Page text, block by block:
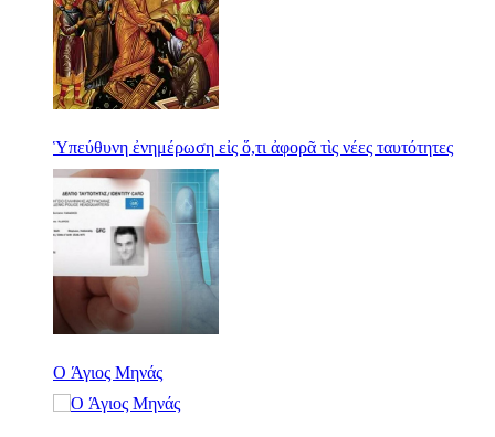
Ὑπεύθυνη ἐνημέρωση εἰς ὅ,τι ἀφορᾶ τὶς νέες ταυτότητες
O Άγιος Μηνάς